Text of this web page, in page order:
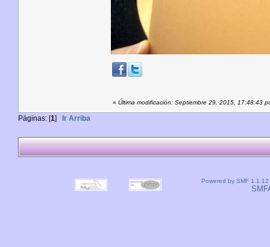
« Última modificación: Septiembre 29, 2015, 17:48:43
Páginas: [1] Ir Arriba
Powered by SMF 1.1.12